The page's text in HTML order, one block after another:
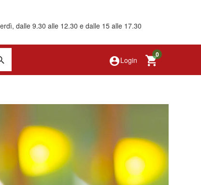
dalle 9.30 alle 12.30 e dalle 15 alle 17.30
0
account_circleLogin